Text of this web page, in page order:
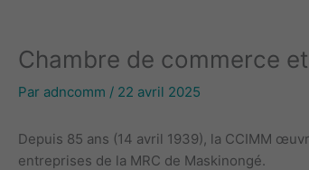
Chambre de commerce
Par adncomm / 22 avril 2025
Depuis 85 ans (14 avril 1939), la CCIMM
entreprises de la MRC de Maskinongé.